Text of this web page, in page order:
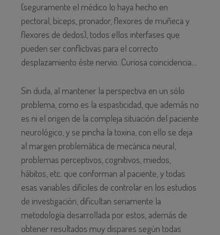
(seguramente el médico lo haya hecho en
pectoral, bíceps, pronador, flexores de muñeca y
flexores de dedos), todos ellos interfases que
pueden ser conflictivas para el correcto
desplazamiento éste nervio. Curiosa coincidencia…
Sin duda, al mantener la perspectiva en un sólo
problema, como es la espasticidad, que además no
es ni el origen de la compleja situación del paciente
neurológico, y se pincha la toxina, con ello se deja
al margen problemática de mecánica neural,
problemas perceptivos, cognitivos, miedos,
hábitos, etc. que conforman al paciente, y todas
esas variables difíciles de controlar en los estudios
de investigación, dificultan seriamente la
metodología desarrollada por estos, además de
obtener resultados muy dispares según todas